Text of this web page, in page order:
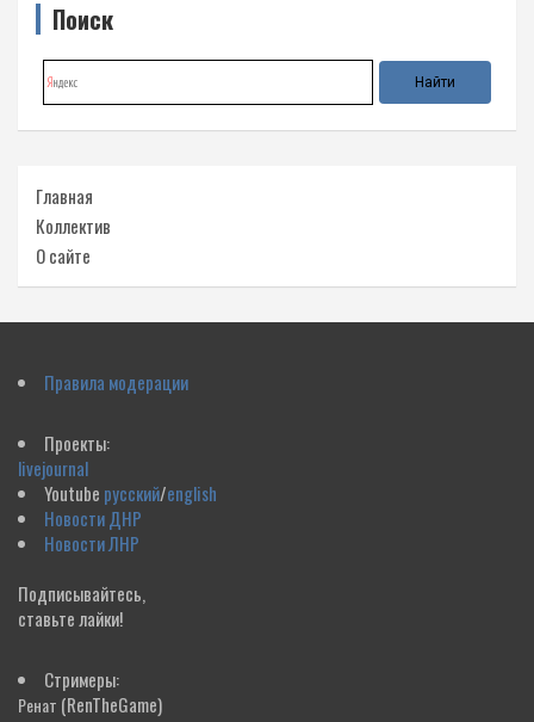
Поиск
Главная
Коллектив
О сайте
Правила модерации
Проекты:
livejournal
Youtube русский/english
Новости ДНР
Новости ЛНР
Подписывайтесь,
ставьте лайки!
Стримеры:
Ренат (RenTheGame)